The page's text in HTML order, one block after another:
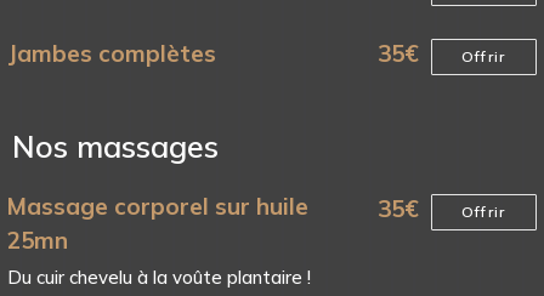
Jambes complètes 35€ Offrir
Nos massages
Massage corporel sur huile
25mn
35€ Offrir
Du cuir chevelu à la voûte plantaire !